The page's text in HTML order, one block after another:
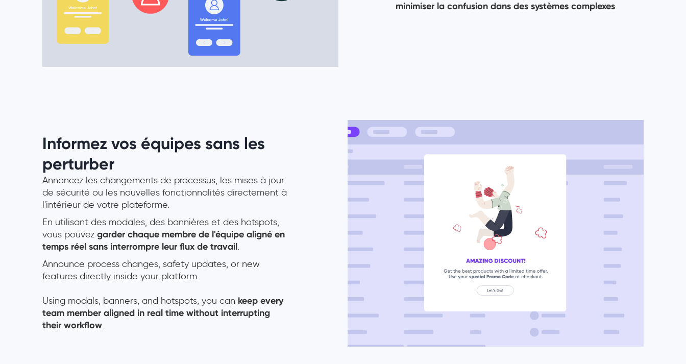
minimiser la confusion dans des systèmes complexes.
Informez vos équipes sans les
perturber
Annoncez les changements de processus, les mises à jour
de sécurité ou les nouvelles fonctionnalités directement à
l'intérieur de votre plateforme.
En utilisant des modales, des bannières et des hotspots,
vous pouvez garder chaque membre de l'équipe aligné en
temps réel sans interrompre leur flux de travail.
Announce process changes, safety updates, or new
features directly inside your platform.
Using modals, banners, and hotspots, you can keep every
team member aligned in real time without interrupting
their workflow.